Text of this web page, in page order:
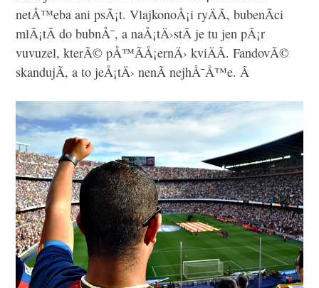
netÅ™eba ani psÃ¡t. VlajkonoÅ¡i ryÄÃ­, bubenÃ­ci
mlÃ¡tÃ­ do bubnÅ¯, a naÅ¡tÄ›stÃ­ je tu jen pÃ¡r
vuvuzel, kterÃ© pÅ™Ã­Å¡ernÄ› kviÄÃ­. FandovÃ©
skandujÃ­, a to jeÅ¡tÄ› nenÃ­ nejhÅ¯Å™e. Â